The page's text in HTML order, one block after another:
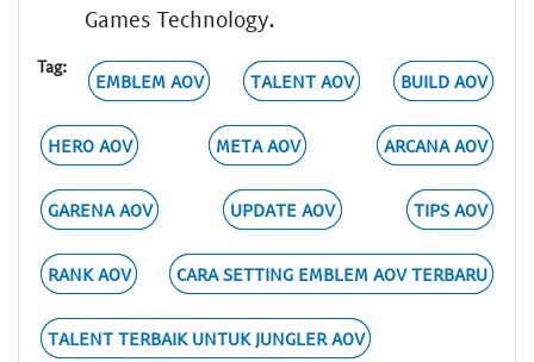
Games Technology.
Tag:
EMBLEM AOV TALENT AOV BUILD AOV
HERO AOV META AOV ARCANA AOV
GARENA AOV UPDATE AOV TIPS AOV
RANK AOV CARA SETTING EMBLEM AOV TERBARU
TALENT TERBAIK UNTUK JUNGLER AOV